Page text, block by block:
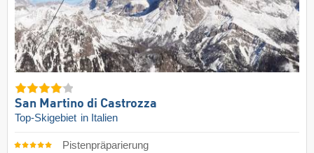
San Martino di Castrozza
Top-Skigebiet in Italien
Pistenpräparierung